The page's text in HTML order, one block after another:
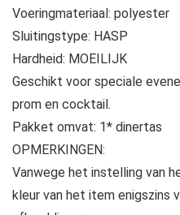
Voeringmateriaal: polyester
Sluitingstype: HASP
Hardheid: MOEILIJK
Geschikt voor speciale
prom en cocktail.
Pakket omvat: 1* dinertas
OPMERKINGEN:
Vanwege het instelling van
kleur van het item enigszins